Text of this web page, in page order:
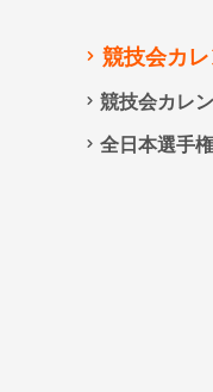
競技会カ
競技会カレ
全日本選手